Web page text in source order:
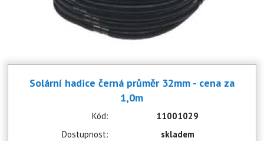
Solární hadice černá průměr 32mm - cena za
1,0m
Kód:
11001029
Dostupnost:
skladem